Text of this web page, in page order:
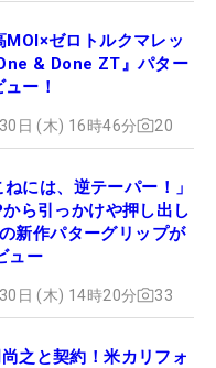
MOI×ゼロトルクマレッ
& Done ZT』パター
ー！
日 (木) 16時46分 20
ねには、逆テーパー！」
ら引っかけや押し出し
新作パターグリップが
ュー
日 (木) 14時20分 33
之と契約！米カリフォ